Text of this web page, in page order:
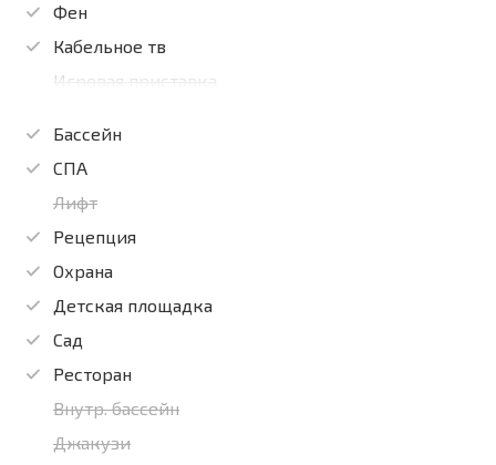
Фен
Кабельное тв
Игровая приставка
Бассейн
СПА
Лифт
Рецепция
Охрана
Детская площадка
Сад
Ресторан
Внутр. бассейн
Джакузи